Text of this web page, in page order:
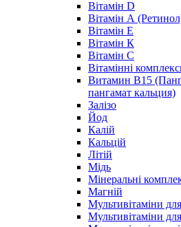
Вітамін D
Вітамін А
Вітамін Е
Вітамін К
Вітамін С
Вітамінні
Витамин B15
пангамат кальция)
Залізо
Йод
Калій
Кальцій
Літій
Мідь
Мінеральні
Магній
Мультивітаміни
Мультивітаміни